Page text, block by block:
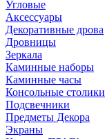
Угловые
Аксессуары
Декоративные дрова
Дровницы
Зеркала
Каминные наборы
Каминные часы
Консольные столики
Подсвечники
Предметы Декора
Экраны